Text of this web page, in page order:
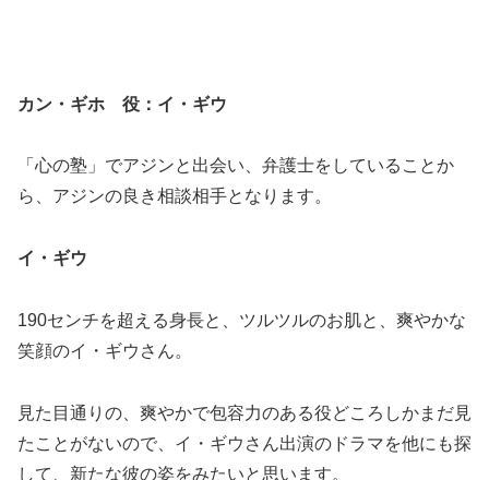
カン・ギホ 役：イ・ギウ
「心の塾」でアジンと出会い、弁護士をしていることか
ら、アジンの良き相談相手となります。
イ・ギウ
190センチを超える身長と、ツルツルのお肌と、爽やかな
笑顔のイ・ギウさん。
見た目通りの、爽やかで包容力のある役どころしかまだ見
たことがないので、イ・ギウさん出演のドラマを他にも探
して、新たな彼の姿をみたいと思います。